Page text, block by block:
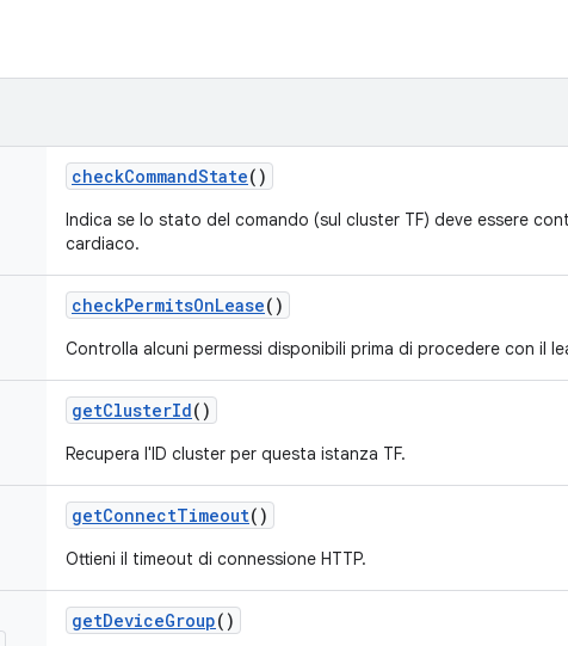
checkCommandState()
Indica se lo stato del comando (sul cluster TF) deve essere
cardiaco.
checkPermitsOnLease()
Controlla alcuni permessi disponibili prima di procedere con il
getClusterId()
Recupera l'ID cluster per questa istanza TF.
getConnectTimeout()
Ottieni il timeout di connessione HTTP.
getDeviceGroup()